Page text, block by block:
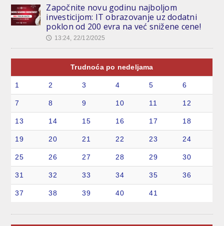
Započnite novu godinu najboljom
investicijom: IT obrazovanje uz dodatni
poklon od 200 evra na već snižene cene!
🕔 13:24, 22/12/2025
Trudnoća po nedeljama
1 2 3 4 5 6
7 8 9 10 11 12
13 14 15 16 17 18
19 20 21 22 23 24
25 26 27 28 29 30
31 32 33 34 35 36
37 38 39 40 41